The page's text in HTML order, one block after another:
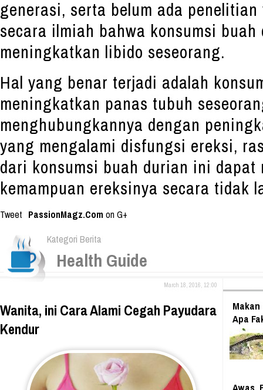
generasi, serta belum ada
secara ilmiah bahwa konsumsi
meningkatkan libido seseorang.
Hal yang benar terjadi adalah
meningkatkan panas tubuh
menghubungkannya dengan
yang mengalami disfungsi ereksi,
dari konsumsi buah durian ini dapat
kemampuan ereksinya secara tidak
Tweet PassionMagz.Com on G+
Kategori Berita
Health Guide
March 18, 2016, 12:00
Wanita, ini Cara Alami Cegah Payudara
Kendur
Apa